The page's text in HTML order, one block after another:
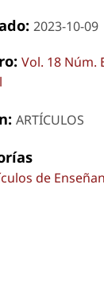
2023-10-09
Vol. 18 Núm.
ARTÍCULOS
de